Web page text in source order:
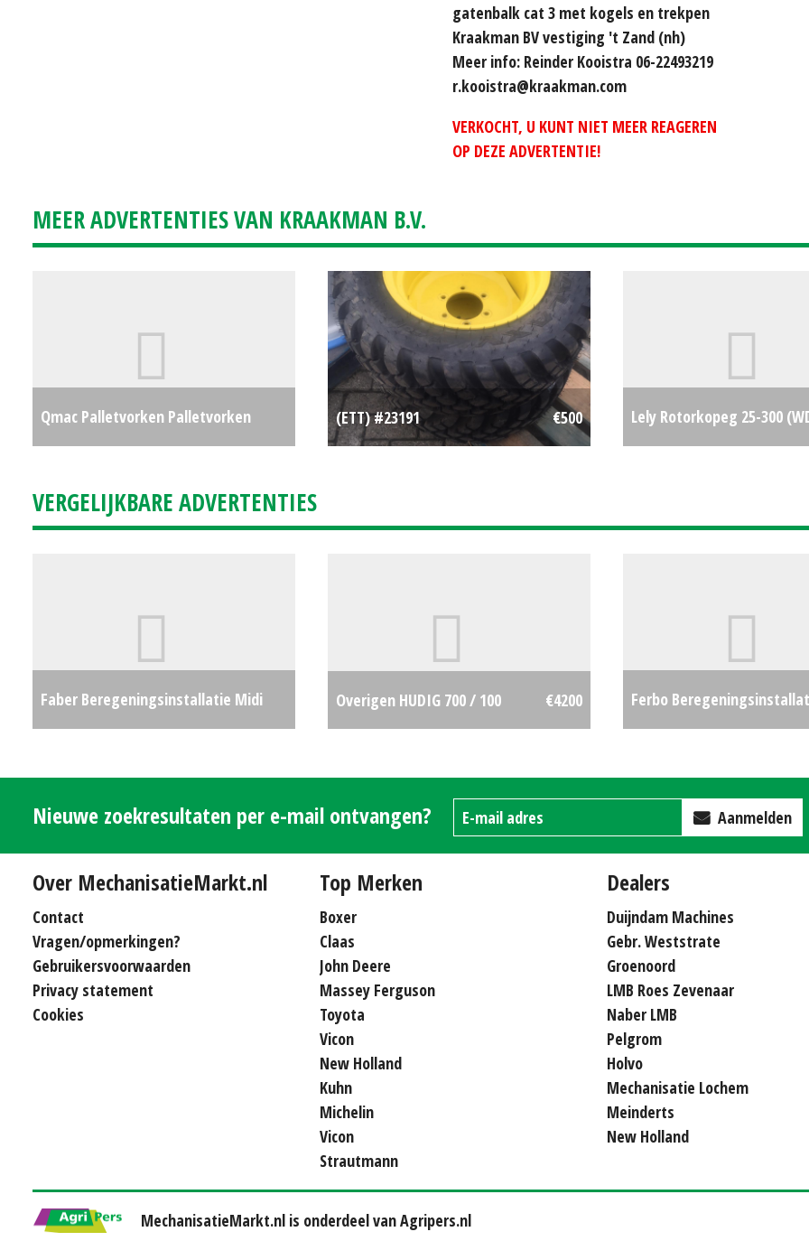
gatenbalk cat 3 met kogels en trekpen
Kraakman BV vestiging 't Zand (nh)
Meer info: Reinder Kooistra 06-22493219
r.kooistra@kraakman.com
VERKOCHT, U KUNT NIET MEER REAGEREN
OP DEZE ADVERTENTIE!
MEER ADVERTENTIES VAN KRAAKMAN B.V.
Qmac Palletvorken Palletvorken
(ETT) #23191 €500 Lely Rotorkopeg 25-300
VERGELIJKBARE ADVERTENTIES
Faber Beregeningsinstallatie Midi
Overigen HUDIG 700 / 100 €4200
Ferbo
Nieuwe zoekresultaten per e-mail ontvangen? Aanmelden
Over MechanisatieMarkt.nl
Contact
Vragen/opmerkingen?
Gebruikersvoorwaarden
Privacy statement
Cookies
Top Merken
Boxer
Claas
John Deere
Massey Ferguson
Toyota
Vicon
New Holland
Kuhn
Michelin
Vicon
Strautmann
Dealers
Duijndam Machines
Gebr. Weststrate
Groenoord
LMB Roes Zevenaar
Naber LMB
Pelgrom
Holvo
Mechanisatie Lochem
Meinderts
New Holland
MechanisatieMarkt.nl is onderdeel van Agripers.nl